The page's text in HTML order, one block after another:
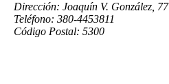
Dirección: Joaquín V. González, 77
Teléfono: 380-4453811
Código Postal: 5300